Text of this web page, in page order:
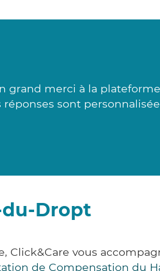
grand merci à la plateforme
sont
Dropt
vous
de Compensation du